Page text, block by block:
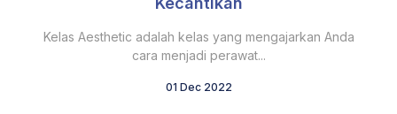
Kelas Aesthetic adalah kelas yang mengajarkan Anda
cara menjadi perawat...
01 Dec 2022